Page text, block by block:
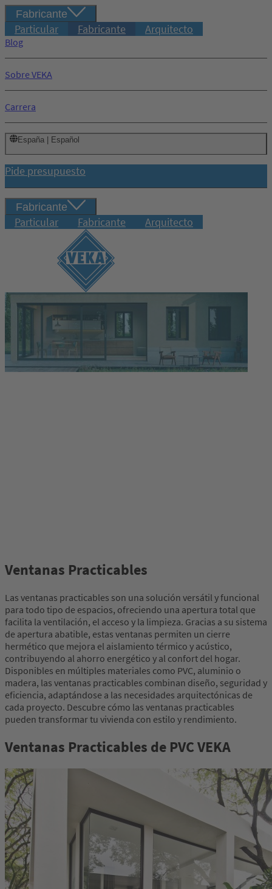
Fabricante
Particular Fabricante Arquitecto
Blog
Sobre VEKA
Carrera
España | Español
Pide presupuesto
Fabricante
Particular Fabricante Arquitecto
Ventanas Practicables
Las ventanas practicables son una solución versátil y funcional
para todo tipo de espacios, ofreciendo una apertura total que
facilita la ventilación, el acceso y la limpieza. Gracias a su sistema
de apertura abatible, estas ventanas permiten un cierre
hermético que mejora el aislamiento térmico y acústico,
contribuyendo al ahorro energético y al confort del hogar.
Disponibles en múltiples materiales como PVC, aluminio o
madera, las ventanas practicables combinan diseño, seguridad y
eficiencia, adaptándose a las necesidades arquitectónicas de
cada proyecto. Descubre cómo las ventanas practicables
pueden transformar tu vivienda con estilo y rendimiento.
Ventanas Practicables de PVC VEKA